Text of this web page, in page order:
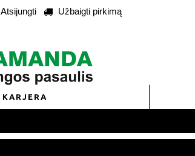
Atsijungti Užbaigti pirkimą
KARJERA